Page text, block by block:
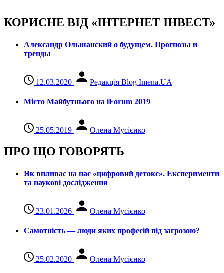
КОРИСНЕ ВІД «ІНТЕРНЕТ ІНВЕСТ»
Александр Ольшанский о будущем. Прогнозы и
тренды
12.03.2020 Редакція Blog Imena.UA
Місто Майбутнього на iForum 2019
25.05.2019 Олена Мусієнко
ПРО ЩО ГОВОРЯТЬ
Як впливає на нас «цифровий детокс». Експерименти
та наукові дослідження
23.01.2026 Олена Мусієнко
Самотність — люди яких професій під загрозою?
25.02.2020 Олена Мусієнко